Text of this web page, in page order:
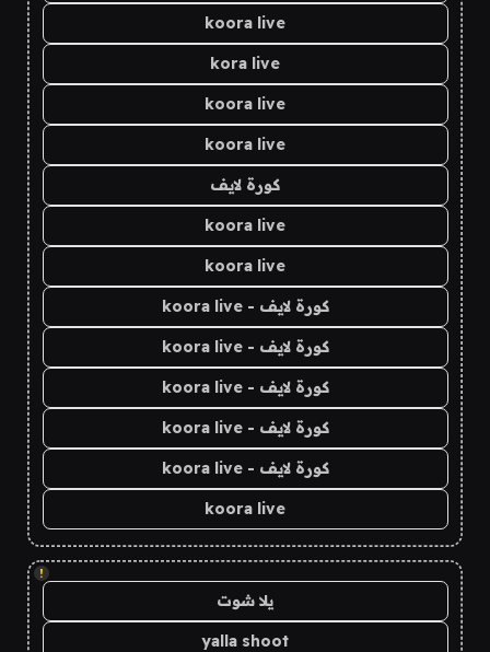
koora live
kora live
koora live
koora live
كورة لايف
koora live
koora live
كورة لايف - koora live
كورة لايف - koora live
كورة لايف - koora live
كورة لايف - koora live
كورة لايف - koora live
koora live
!
يلا شوت
yalla shoot